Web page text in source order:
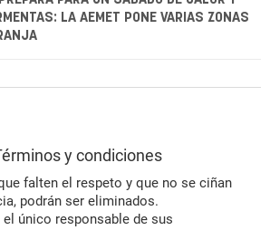
LA AEMET PONE VARIAS ZONAS
y condiciones
falten el respeto y que no se ciñan
podrán ser eliminados.
único responsable de sus